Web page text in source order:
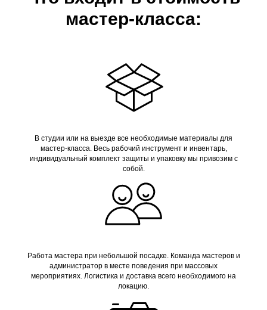
мастер-класса:
В студии или на выезде все необходимые материалы для
мастер-класса. Весь рабочий инструмент и инвентарь,
индивидуальный комплект защиты и упаковку мы привозим с
собой.
Работа мастера при небольшой посадке. Команда мастеров и
администратор в месте поведения при массовых
мероприятиях. Логистика и доставка всего необходимого на
локацию.